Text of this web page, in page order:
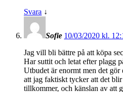
Svara ↓
Sofie 10/03/2020 kl.
Jag vill bli bättre på att köpa
Har suttit och letat efter plagg
Utbudet är enormt men det gör
att jag faktiskt tycker att det
tillkommer, och känslan av att